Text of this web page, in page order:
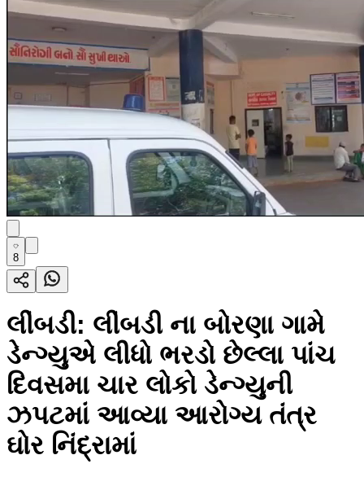
8
લીંબડી: લીંબડી ના બોરણા ગામે
ડેન્ગ્યુએ લીધો ભરડો છેલ્લા પાંચ
દિવસમા ચાર લોકો ડેન્ગ્યુની
ઝપટમાં આવ્યા આરોગ્ય તંત્ર
ઘોર નિંદ્રામાં